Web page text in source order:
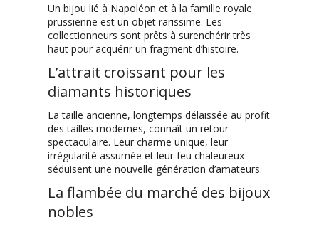
Un bijou lié à Napoléon et à la famille royale
prussienne est un objet rarissime. Les
collectionneurs sont prêts à surenchérir très
haut pour acquérir un fragment d’histoire.
L’attrait croissant pour les
diamants historiques
La taille ancienne, longtemps délaissée au profit
des tailles modernes, connaît un retour
spectaculaire. Leur charme unique, leur
irrégularité assumée et leur feu chaleureux
séduisent une nouvelle génération d’amateurs.
La flambée du marché des bijoux
nobles